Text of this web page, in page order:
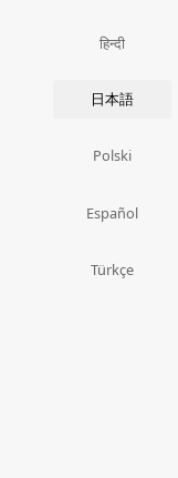
हिन्दी
日本語
Polski
Español
Türkçe